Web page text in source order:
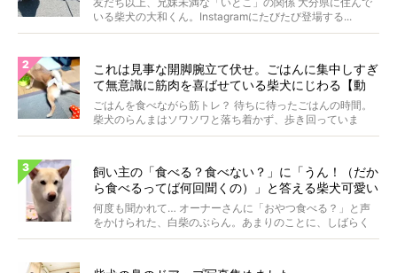
いる柴犬の大和くん。Instagramにたびたび登場する...
これは見事な開脚腕立て伏せ。ごはんに集中しすぎ
て無意識に筋肉を喜ばせている柴犬にじわる【動
画】
ごはんを食べながら筋トレ？ 待ちに待ったごはんの時間。
柴犬のらんまはソワソワと落ち着かず、歩き回っていま
す。き...
飼い主の「食べる？食べない？」に「うん！（だか
ら食べるってば何回聞くの）」と答える柴犬可愛い
【動画】
何度も聞かれて… オーナーさんに「おやつ食べる？」と声
をかけられた、白柴のぶらん。あまりのことに、しばらく
フリ...